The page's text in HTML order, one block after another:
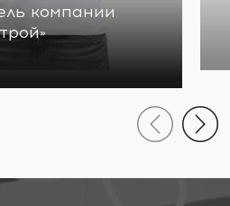
компании